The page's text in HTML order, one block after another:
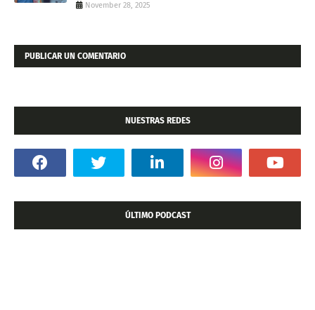
November 28, 2025
PUBLICAR UN COMENTARIO
NUESTRAS REDES
ÚLTIMO PODCAST